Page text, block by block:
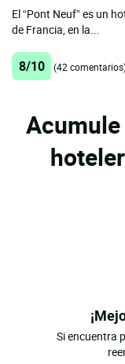
El “Pont Neuf” es un
de Francia, en la...
8/10 (42
Acumule
Si encuentra